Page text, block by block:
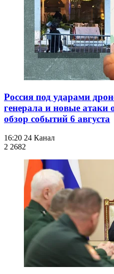
Россия под ударами
генерала и новые атаки
обзор событий 6 августа
16:20 24 Канал
2 2682